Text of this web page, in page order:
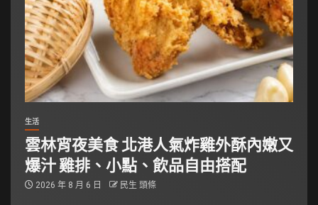
生活
雲林宵夜美食 北港人氣炸雞外酥內嫩又
爆汁 雞排、小點、飲品自由搭配
2026 年 8 月 6 日 民生 頭條